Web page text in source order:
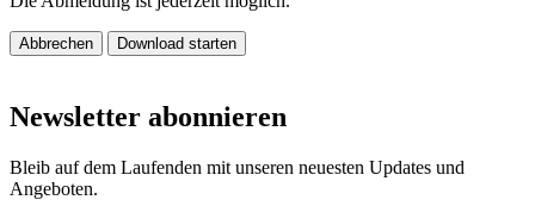
Abbrechen Download starten
Newsletter abonnieren
Bleib auf dem Laufenden mit unseren neuesten Updates und
Angeboten.